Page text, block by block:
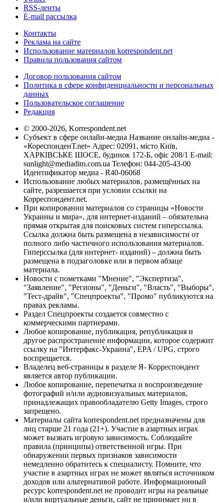
RSS-ленты
E-mail рассылка
Контакты
Реклама на сайте
Использование материалов korrespondent.net
Правила пользования сайтом
Договор пользования сайтом
Политика в сфере конфиденциальности и персональных
данных
Пользовательское соглашение
Редакция
© 2000-2026, Korrespondent.net
Субъект в сфере онлайн-медиа Название онлайн-медиа -
«КореспонденТ.net» Адрес: 02091, місто Київ,
ХАРКІВСЬКЕ ШОСЕ, будинок 172-Б, офіс 208/1 E-mail:
sunlight@mediadim.com.ua Телефон: 044-205-43-00
Идентификатор медиа - R40-06068
Использование любых материалов, размещённых на
сайте, разрешается при условии ссылки на
Корреспондент.net.
При копировании материалов со страницы «Новости
Украины и мира», для интернет-изданий – обязательна
прямая открытая для поисковых систем гиперссылка.
Ссылка должна быть размещена в независимости от
полного либо частичного использования материалов.
Гиперссылка (для интернет- изданий) – должна быть
размещена в подзаголовке или в первом абзаце
материала.
Новости с пометками "Мнение", "Экспертиза",
"Заявление", "Регионы", "Деньги", "Власть", "Выборы",
"Тест-драйв", "Спецпроекты", "Промо" публикуются на
правах рекламы.
Раздел Спецпроекты создается совместно с
коммерческими партнерами.
Любое копирование, публикация, републикация и
другое распространение информации, которое содержит
ссылку на "Интерфакс-Украина", EPA / UPG, строго
воспрещается.
Владелец веб-страницы в разделе Я- Корреспондент
является автор публикации.
Любое копирование, перепечатка и воспроизведение
фотографий и/или аудиовизуальных материалов,
принадлежащих правообладателю Getty Images, строго
запрещено.
Материалы сайта korrespondent.net предназначены для
лиц старше 21 года (21+). Участие в азартных играх
может вызвать игровую зависимость. Соблюдайте
правила (принципы) ответственной игры. При
обнаружении первых признаков зависимости
немедленно обратитесь к специалисту. Помните, что
участие в азартных играх не может являться источником
доходов или альтернативой работе. Информационный
ресурс korrespondent.net не проводит игры на реальные
и/или виртуальные деньги, сайт не принимает ни в